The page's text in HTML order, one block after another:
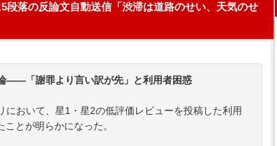
段落の反論文自動送信「渋滞は道路のせい、天気のせ
——「謝罪より言い訳が先」と利用者困惑
おいて、星1・星2の低評価レビューを投稿した利用
とが明らかになった。